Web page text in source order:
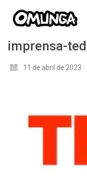
imprensa-ted
11 de abril de 2023